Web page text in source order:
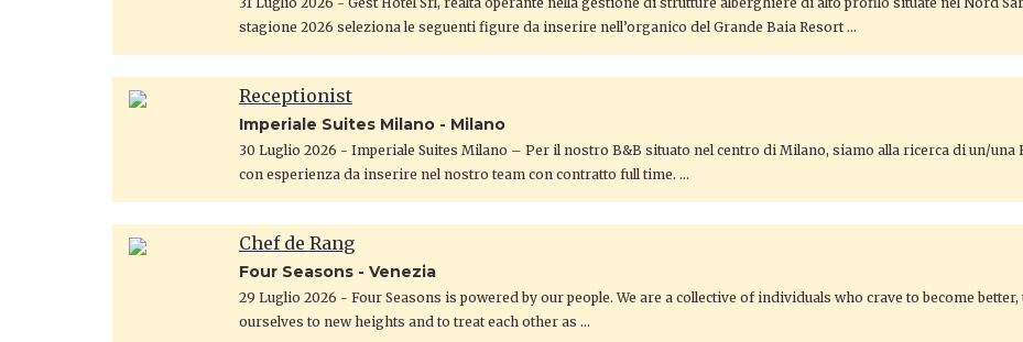
stagione 2026 seleziona le seguenti figure da inserire nell’organico del Grande Baia Resort …
Receptionist
Imperiale Suites Milano - Milano
30 Luglio 2026 - Imperiale Suites Milano – Per il nostro B&B situato nel centro di Milano, siamo alla ricerca di un/una
con esperienza da inserire nel nostro team con contratto full time. …
Chef de Rang
Four Seasons - Venezia
29 Luglio 2026 - Four Seasons is powered by our people. We are a collective of individuals who crave to become better,
ourselves to new heights and to treat each other as …